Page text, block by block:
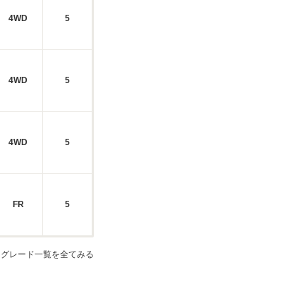
4WD 5
4WD 5
4WD 5
FR 5
グレード一覧を全てみる